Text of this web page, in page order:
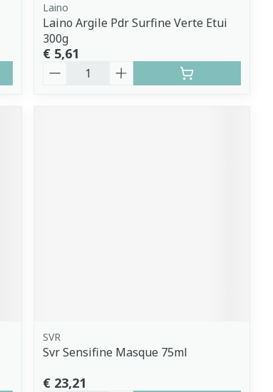
Laino
Laino Argile Pdr Surfine Verte Etui
300g
€ 5,61
SVR
Svr Sensifine Masque 75ml
€ 23,21